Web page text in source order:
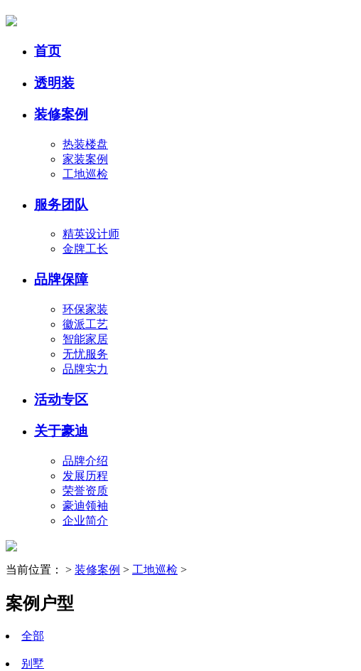
首页
透明装
装修案例
热装楼盘
家装案例
工地巡检
服务团队
精英设计师
金牌工长
品牌保障
环保家装
徽派工艺
智能家居
无忧服务
品牌实力
活动专区
关于豪迪
品牌介绍
发展历程
荣誉资质
豪迪领袖
企业简介
当前位置： > 装修案例 > 工地巡检 >
案例户型
全部
别墅